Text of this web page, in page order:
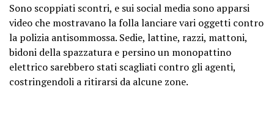
Sono scoppiati scontri, e sui social media sono apparsi
video che mostravano la folla lanciare vari oggetti contro
la polizia antisommossa. Sedie, lattine, razzi, mattoni,
bidoni della spazzatura e persino un monopattino
elettrico sarebbero stati scagliati contro gli agenti,
costringendoli a ritirarsi da alcune zone.